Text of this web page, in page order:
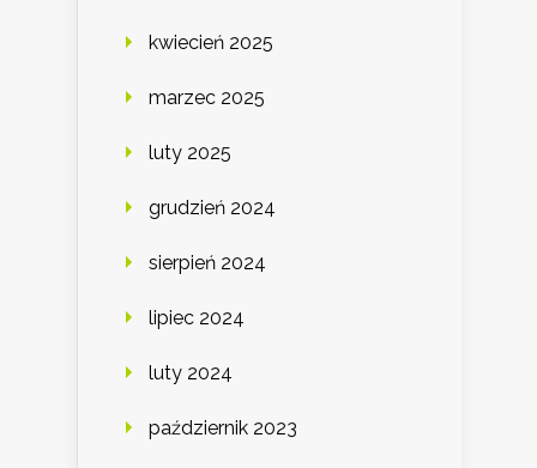
kwiecień 2025
marzec 2025
luty 2025
grudzień 2024
sierpień 2024
lipiec 2024
luty 2024
październik 2023